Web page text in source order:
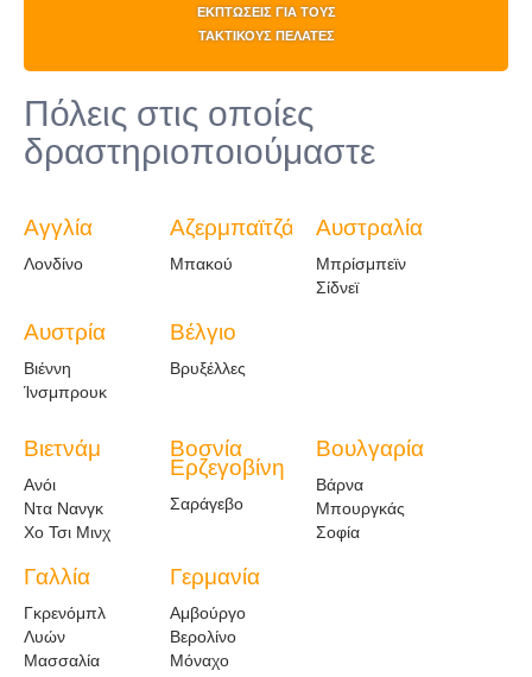
ΕΚΠΤΏΣΕΙΣ ΓΙΑ ΤΟΥΣ
ΤΑΚΤΙΚΟΎΣ ΠΕΛΆΤΕΣ
Πόλεις στις οποίες
δραστηριοποιούμαστε
Αγγλία
Λονδίνο
Αζερμπαϊτζάν
Μπακού
Αυστραλία
Μπρίσμπεϊν
Σίδνεϊ
Αυστρία
Βιέννη
Ίνσμπρουκ
Βέλγιο
Βρυξέλλες
Βιετνάμ
Ανόι
Ντα Νανγκ
Χο Τσι Μινχ
Βοσνία
Ερζεγοβίνη
Σαράγεβο
Βουλγαρία
Βάρνα
Μπουργκάς
Σοφία
Γαλλία
Γκρενόμπλ
Λυών
Μασσαλία
Γερμανία
Αμβούργο
Βερολίνο
Μόναχο